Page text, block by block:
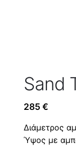
Sand
285 €
Διάμετρος
Ύψος με